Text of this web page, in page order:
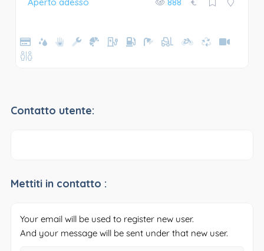
€
Contatto utente:
Mettiti in contatto :
Your email will be used to register new user.
And your message will be sent under that new user.